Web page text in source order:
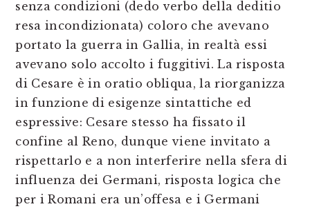
senza condizioni (dedo verbo della deditio
resa incondizionata) coloro che avevano
portato la guerra in Gallia, in realtà essi
avevano solo accolto i fuggitivi. La risposta
di Cesare è in oratio obliqua, la riorganizza
in funzione di esigenze sintattiche ed
espressive: Cesare stesso ha fissato il
confine al Reno, dunque viene invitato a
rispettarlo e a non interferire nella sfera di
influenza dei Germani, risposta logica che
per i Romani era un’offesa e i Germani